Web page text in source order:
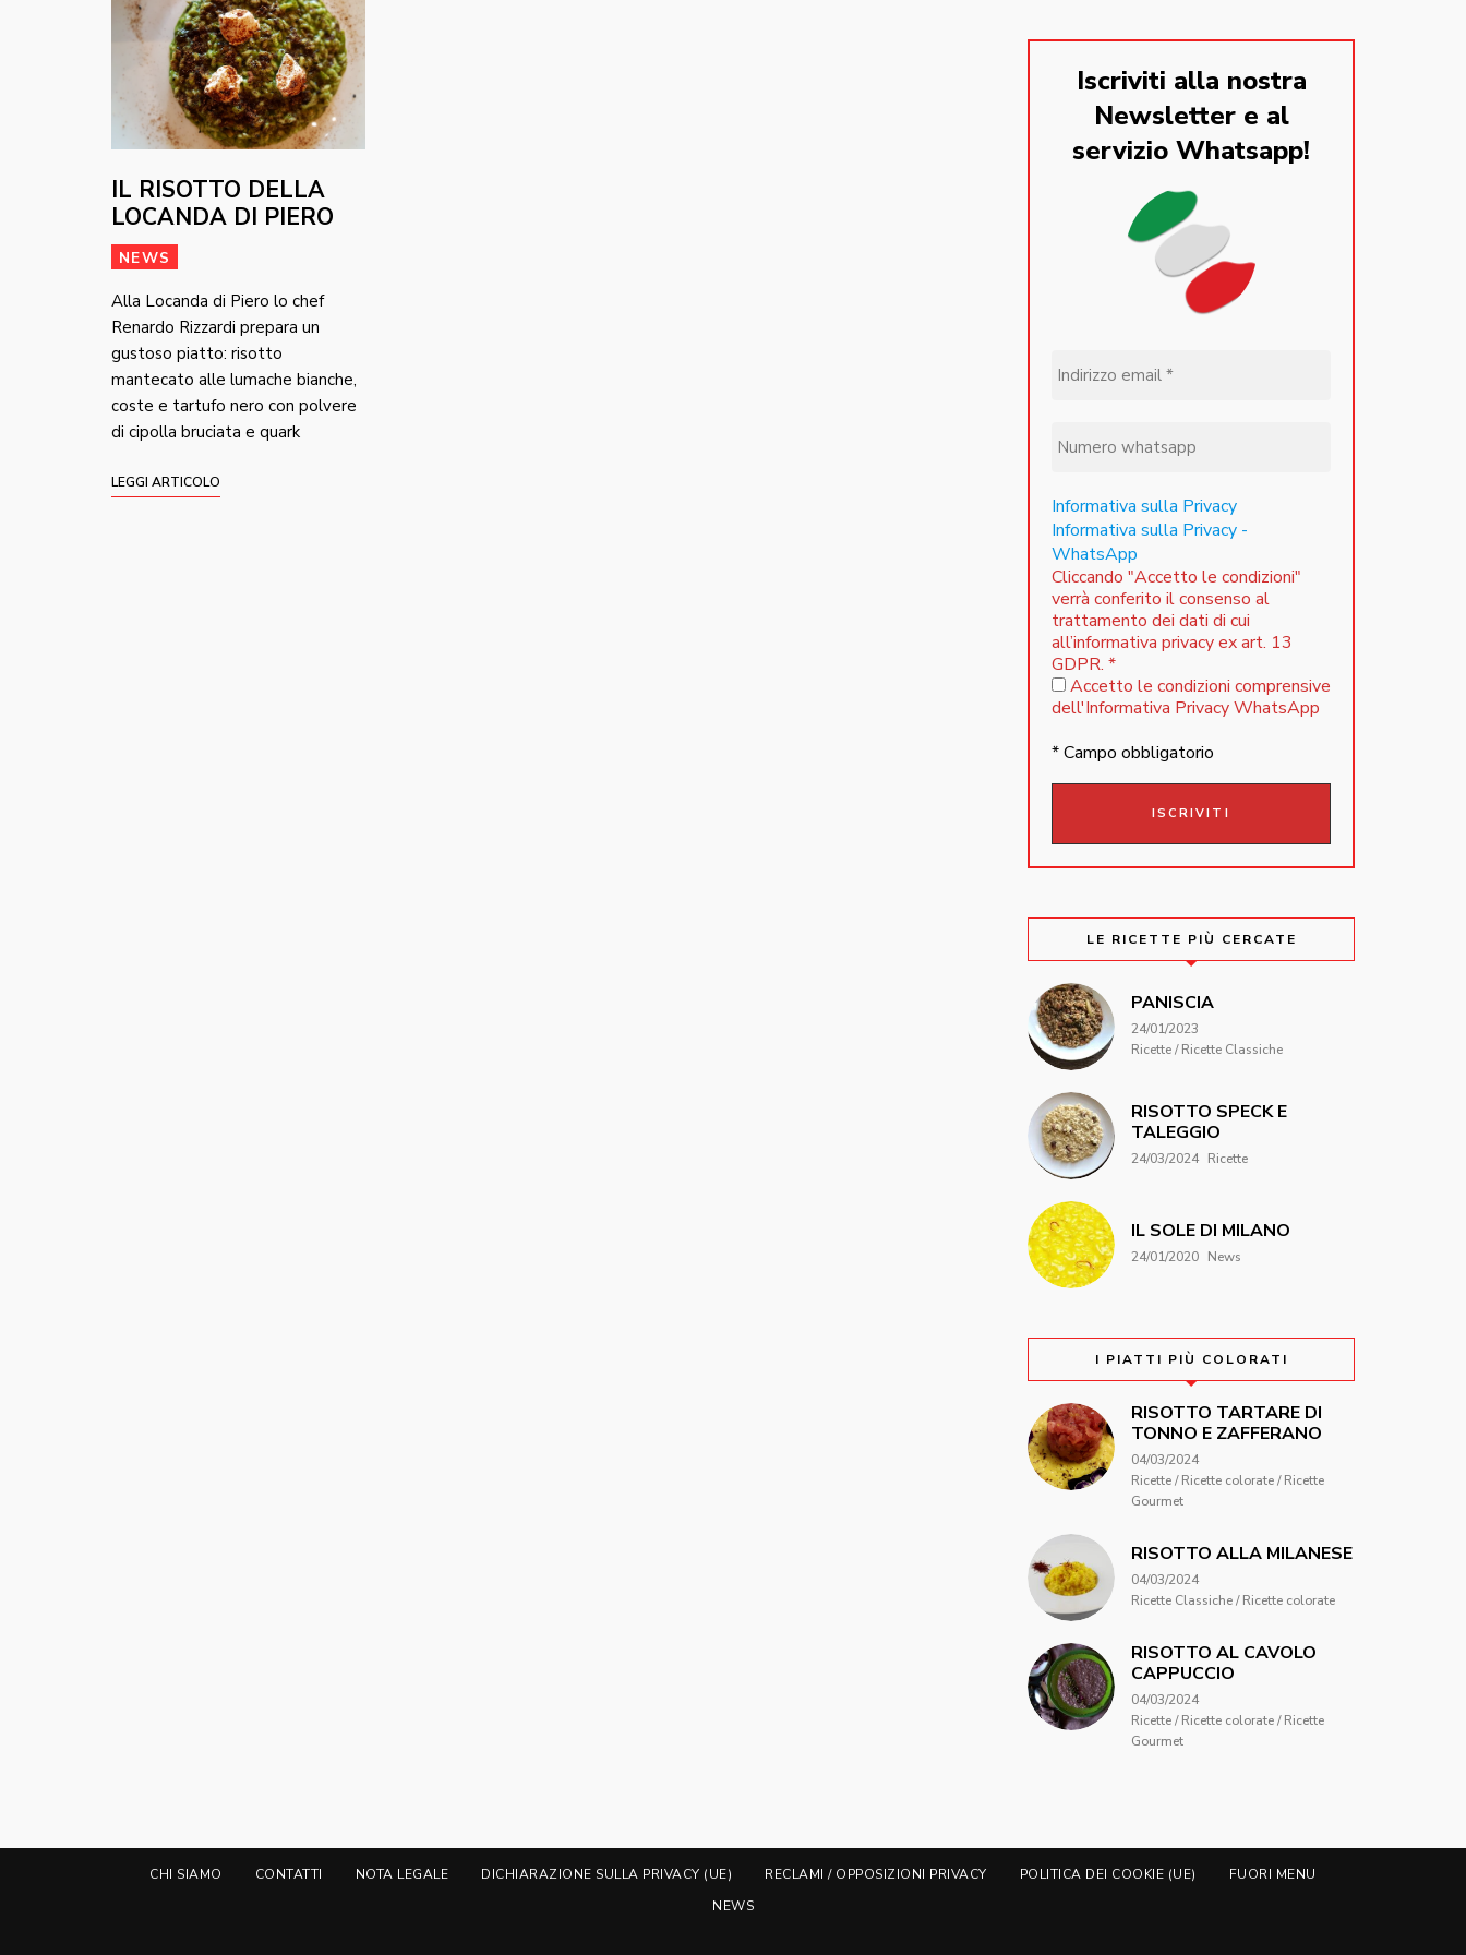
IL RISOTTO DELLA
LOCANDA DI PIERO
NEWS
Alla Locanda di Piero lo chef
Renardo Rizzardi prepara un
gustoso piatto: risotto
mantecato alle lumache bianche,
coste e tartufo nero con polvere
di cipolla bruciata e quark
LEGGI ARTICOLO
Iscriviti alla nostra
Newsletter e al
servizio Whatsapp!
Informativa sulla Privacy
Informativa sulla Privacy -
WhatsApp
Cliccando "Accetto le condizioni"
verrà conferito il consenso al
trattamento dei dati di cui
all’informativa privacy ex art. 13
GDPR. *
Accetto le condizioni comprensive
dell'Informativa Privacy WhatsApp
* Campo obbligatorio
LE RICETTE PIÙ CERCATE
PANISCIA
24/01/2023
Ricette / Ricette Classiche
RISOTTO SPECK E
TALEGGIO
24/03/2024 Ricette
IL SOLE DI MILANO
24/01/2020 News
I PIATTI PIÙ COLORATI
RISOTTO TARTARE DI
TONNO E ZAFFERANO
04/03/2024
Ricette / Ricette colorate / Ricette
Gourmet
RISOTTO ALLA MILANESE
04/03/2024
Ricette Classiche / Ricette colorate
RISOTTO AL CAVOLO
CAPPUCCIO
04/03/2024
Ricette / Ricette colorate / Ricette
Gourmet
CHI SIAMO CONTATTI NOTA LEGALE DICHIARAZIONE SULLA PRIVACY (UE) RECLAMI / OPPOSIZIONI PRIVACY POLITICA DEI COOKIE (UE)
FUORI MENU
NEWS